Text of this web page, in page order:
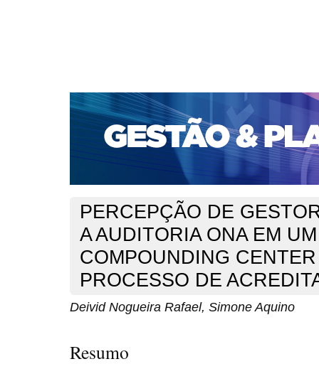
CAPA SOBRE ACESSO CADASTRO
PORTAL DE REVISTAS DA UNIFACS
SUBMISSÕES
PARA SUBMISSÃO DE ARTIGOS
TUTORIAL PARA
Capa v. 20, jan./dez. 2019>
PERCEPÇÃO DE
A AUDITORIA ONA EM UM
COMPOUNDING
PROCESSO DE
Deivid Nogueira Rafael, Simone Aquino
Resumo